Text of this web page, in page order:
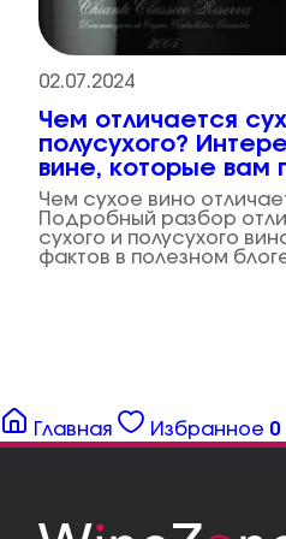
02.07.2024
Чем отличается
полусухого?
вине, которые вам
Чем сухое вино
Подробный разбор
сухого и полусухого
фактов в полезном
Главная Избранное 0